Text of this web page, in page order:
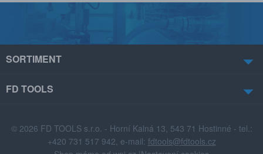
SORTIMENT
FD TOOLS
© 2026 FD TOOLS s.r.o. - Horní Kalná 13, 543 71 Hostinné - tel.:
+420 731 517 942, e-mail: fdtools@fdtools.cz